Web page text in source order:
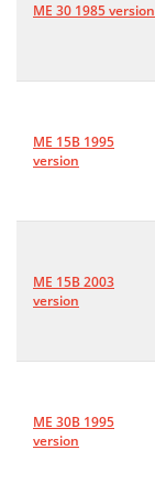
ME 30 1985 version
ME 15B 1995
version
ME 15B 2003
version
ME 30B 1995
version